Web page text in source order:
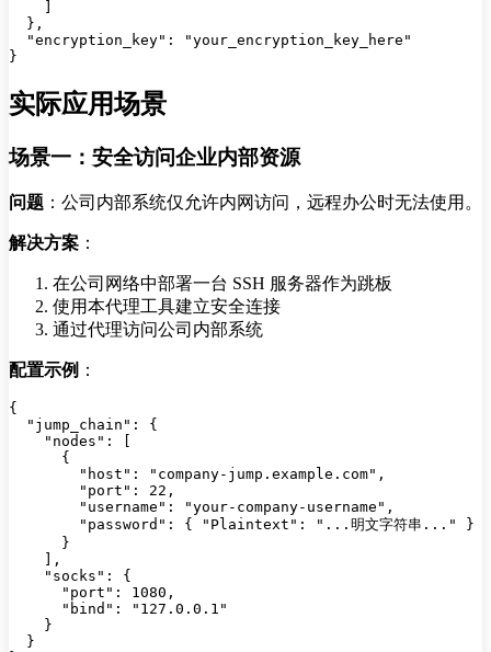
  },
  "encryption_key": "your_encryption_key_here"
实际应用场景
场景一：安全访问企业内部资源
问题 ：公司内部系统仅允许内网访问，远程办公时无法使用。
解决方案 ：
在公司网络中部署一台 SSH 服务器作为跳板
使用本代理工具建立安全连接
通过代理访问公司内部系统
配置示例 ：
{
  "jump_chain": {
    "nodes": [
      {
        "host": "company-jump.example.com",
        "port": 22,
        "username": "your-company-username",
        "password": { "Plaintext": "...明文字符串..." }
      }
    ],
    "socks": {
      "port": 1080,
      "bind": "127.0.0.1"
    }
  }